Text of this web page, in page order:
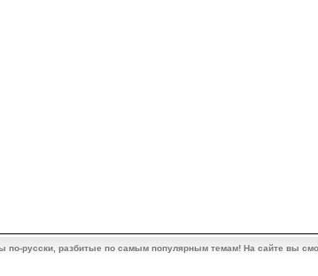
русски, разбитые по самым популярным темам! На сайте вы